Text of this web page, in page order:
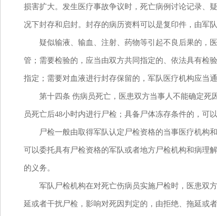
损害扩大。发生医疗事故争议时，死亡病例讨论记录、
况下封存和启封。封存的病历资料可以是复印件，由军
疑似输液、输血、注射、药物等引起不良后果的，医
管；需要检验的，应当由双方共同指定的、依法具有检
指定；需要对血液进行封存保留的，军队医疗机构应当
第十四条 伤病员死亡，医患双方当事人不能确定死
员死亡后48小时内进行尸检；具备尸体冻存条件的，可
尸检一般由取得军队认定尸检资格的当事医疗机构和
可以委托具有尸检资格的军队或者地方尸检机构和病理
的义务。
军队尸检机构在对死亡伤病员实施尸检时，医患双方
延或者干扰尸检，影响对死因判定的，由拒绝、拖延或